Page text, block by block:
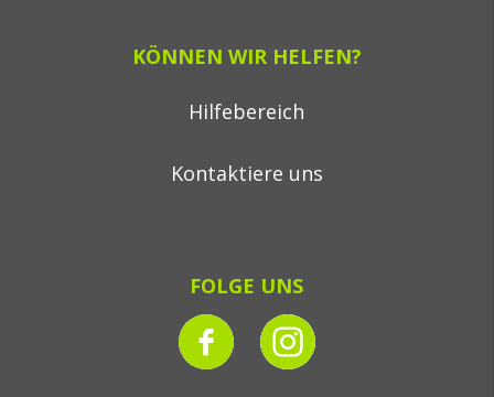
KÖNNEN WIR HELFEN?
Hilfebereich
Kontaktiere uns
FOLGE UNS